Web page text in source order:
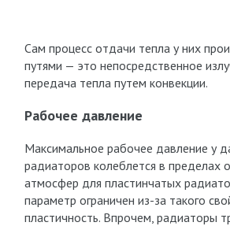
Сам процесс отдачи тепла у них
путями — это непосредственное
передача тепла путем конвекции.
Рабочее давление
Максимальное рабочее давление у
радиаторов колеблется в пределах
атмосфер для пластинчатых
параметр ограничен из-за такого
пластичность. Впрочем, радиаторы